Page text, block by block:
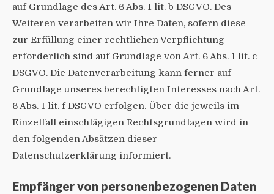
auf Grundlage des Art. 6 Abs. 1 lit. b DSGVO. Des
Weiteren verarbeiten wir Ihre Daten, sofern diese
zur Erfüllung einer rechtlichen Verpflichtung
erforderlich sind auf Grundlage von Art. 6 Abs. 1 lit. c
DSGVO. Die Datenverarbeitung kann ferner auf
Grundlage unseres berechtigten Interesses nach Art.
6 Abs. 1 lit. f DSGVO erfolgen. Über die jeweils im
Einzelfall einschlägigen Rechtsgrundlagen wird in
den folgenden Absätzen dieser
Datenschutzerklärung informiert.
Empfänger von personenbezogenen Daten